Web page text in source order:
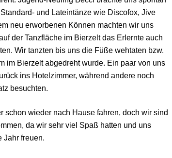
und Lateintänze wie Discofox, Jive
neu erworbenen Können machten wir uns
der Tanzfläche im Bierzelt das Erlernte auch
Wir tanzten bis uns die Füße wehtaten bzw.
im Bierzelt abgedreht wurde. Ein paar von uns
ins Hotelzimmer, während andere noch
besuchten.
schon wieder nach Hause fahren, doch wir sind
da wir sehr viel Spaß hatten und uns
Jahr freuen.